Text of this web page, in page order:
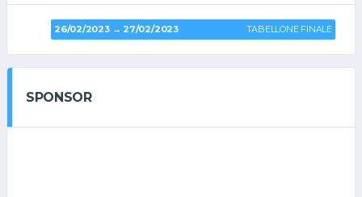
26/02/2023 → 27/02/2023 TABELLONE FINALE
SPONSOR